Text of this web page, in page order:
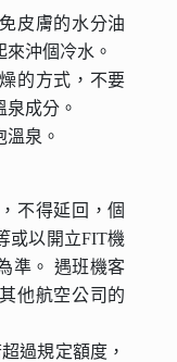
皮膚的水分油
沖個冷水。
的方式，不要
成分。
泉。
不得延回，個
或以開立FIT機
準。 遇班機客
他航空公司的
過規定額度，